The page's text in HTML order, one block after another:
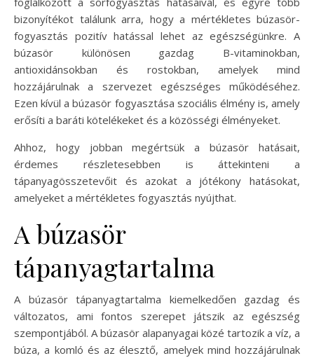
bizonyítékot találunk arra, hogy a mértékletes búzasör-
fogyasztás pozitív hatással lehet az egészségünkre. A
búzasör különösen gazdag B-vitaminokban,
antioxidánsokban és rostokban, amelyek mind
hozzájárulnak a szervezet egészséges működéséhez.
Ezen kívül a búzasör fogyasztása szociális élmény is, amely
erősíti a baráti kötelékeket és a közösségi élményeket.
Ahhoz, hogy jobban megértsük a búzasör hatásait,
érdemes részletesebben is áttekinteni a
tápanyagösszetevőit és azokat a jótékony hatásokat,
amelyeket a mértékletes fogyasztás nyújthat.
A búzasör
tápanyagtartalma
A búzasör tápanyagtartalma kiemelkedően gazdag és
változatos, ami fontos szerepet játszik az egészség
szempontjából. A búzasör alapanyagai közé tartozik a víz, a
búza, a komló és az élesztő, amelyek mind hozzájárulnak